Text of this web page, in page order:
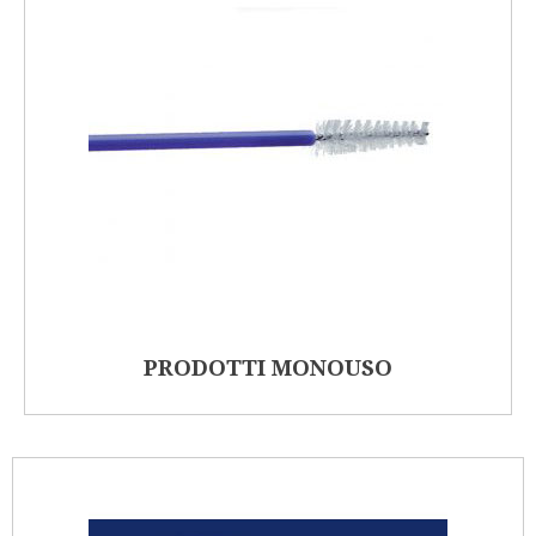
PRODOTTI MONOUSO